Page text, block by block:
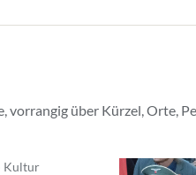
vorrangig über Kürzel, Orte,
Kultur